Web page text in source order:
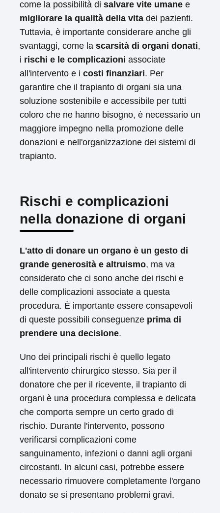
come la possibilità di salvare vite umane e
migliorare la qualità della vita dei pazienti.
Tuttavia, è importante considerare anche gli
svantaggi, come la scarsità di organi donati,
i rischi e le complicazioni associate
all'intervento e i costi finanziari. Per
garantire che il trapianto di organi sia una
soluzione sostenibile e accessibile per tutti
coloro che ne hanno bisogno, è necessario un
maggiore impegno nella promozione delle
donazioni e nell'organizzazione dei sistemi di
trapianto.
Rischi e complicazioni
nella donazione di organi
L'atto di donare un organo è un gesto di
grande generosità e altruismo, ma va
considerato che ci sono anche dei rischi e
delle complicazioni associate a questa
procedura. È importante essere consapevoli
di queste possibili conseguenze prima di
prendere una decisione.
Uno dei principali rischi è quello legato
all'intervento chirurgico stesso. Sia per il
donatore che per il ricevente, il trapianto di
organi è una procedura complessa e delicata
che comporta sempre un certo grado di
rischio. Durante l'intervento, possono
verificarsi complicazioni come
sanguinamento, infezioni o danni agli organi
circostanti. In alcuni casi, potrebbe essere
necessario rimuovere completamente l'organo
donato se si presentano problemi gravi.